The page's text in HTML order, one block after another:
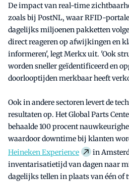
De impact van real-time
zoals bij PostNL, waar RFID-
dagelijks miljoenen pakketten
direct reageren op afwijkingen en
informeren', legt Merkx uit. 'Ook
worden sneller geïdentificeerd en
doorlooptijden merkbaar heeft
Ook in andere sectoren levert de
resultaten op. Het Global Parts
behaalde 100 procent
waardoor downtime bij klanten
Heineken Experience
in
inventarisatietijd van dagen naar
dagelijks tellen in plaats van één of